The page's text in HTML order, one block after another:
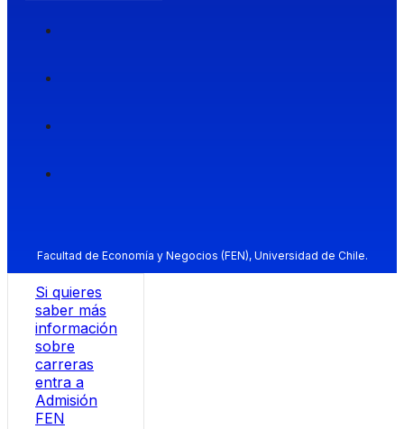
Facultad de Economía y Negocios (FEN), Universidad de Chile.
Si quieres
saber más
información
sobre
carreras
entra a
Admisión
FEN